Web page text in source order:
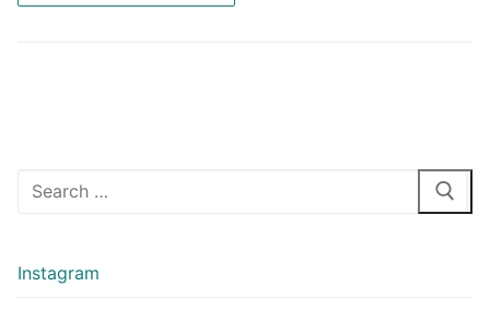
Arama:
Instagram